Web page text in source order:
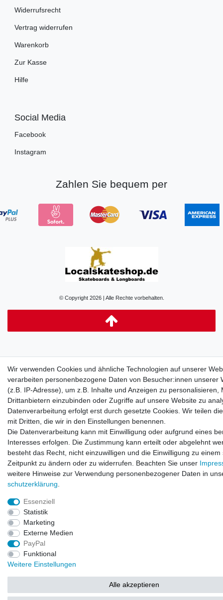
Widerrufsrecht
Vertrag widerrufen
Warenkorb
Zur Kasse
Hilfe
Social Media
Facebook
Instagram
Zahlen Sie bequem per
© Copyright 2026 | Alle Rechte vorbehalten.
Wir verwenden Cookies und ähnliche Technologien auf unserer
verarbeiten personenbezogene Daten von Besucher:innen unserer
(z.B. IP-Adresse), um z.B. Inhalte und Anzeigen zu personalisieren,
Drittanbietern einzubinden oder Zugriffe auf unsere Website zu
Datenverarbeitung erfolgt erst durch gesetzte Cookies. Wir teilen
mit Dritten, die wir in den Einstellungen benennen.
Die Datenverarbeitung kann mit Einwilligung oder aufgrund eines
Interesses erfolgen. Die Zustimmung kann erteilt oder abgelehnt
besteht das Recht, nicht einzuwilligen und die Einwilligung zu einem
Zeitpunkt zu ändern oder zu widerrufen. Beachten Sie unser
weitere Hinweise zur Verwendung personenbezogener Daten in
schutz­erklärung
Essenziell
Statistik
Marketing
Externe Medien
PayPal
Funktional
Weitere Einstellungen
Alle akzeptieren